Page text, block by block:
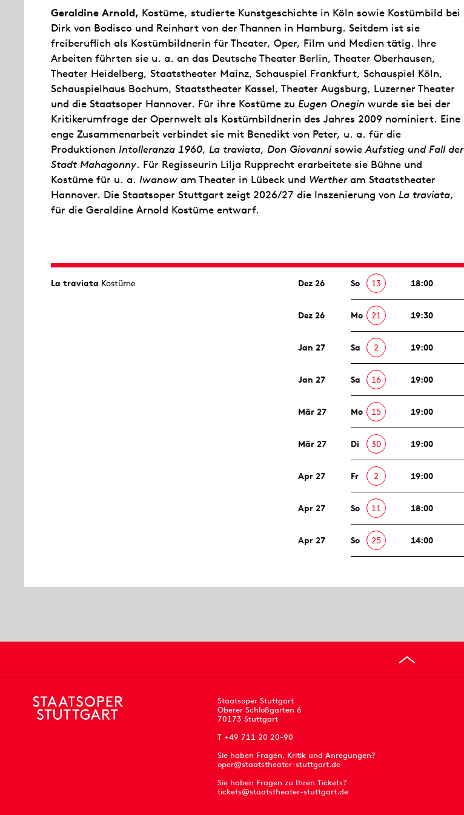
Geraldine Arnold, Kostüme, studierte Kunstgeschichte in Köln sowie Kostümbild bei
Dirk von Bodisco und Reinhart von der Thannen in Hamburg. Seitdem ist sie
freiberuflich als Kostümbildnerin für Theater, Oper, Film und Medien tätig. Ihre
Arbeiten führten sie u. a. an das Deutsche Theater Berlin, Theater Oberhausen,
Theater Heidelberg, Staatstheater Mainz, Schauspiel Frankfurt, Schauspiel Köln,
Schauspielhaus Bochum, Staatstheater Kassel, Theater Augsburg, Luzerner Theater
und die Staatsoper Hannover. Für ihre Kostüme zu Eugen Onegin wurde sie bei der
Kritikerumfrage der Opernwelt als Kostümbildnerin des Jahres 2009 nominiert. Eine
enge Zusammenarbeit verbindet sie mit Benedikt von Peter, u. a. für die
Produktionen Intolleranza 1960, La traviata, Don GiovannisowieAufstieg und Fall der
Stadt Mahagonny. Für Regisseurin Lilja Rupprecht erarbeitete sie Bühne und
Kostüme für u. a. Iwanow am Theater in Lübeck und Wertheram Staatstheater
Hannover. Die Staatsoper Stuttgart zeigt 2026/27 die Inszenierung von La traviata,
für die Geraldine Arnold Kostüme entwarf.
La traviata Kostüme Dez 26 So 13 18:00
Dez 26 Mo 21 19:30
Jan 27 Sa 2 19:00
Jan 27 Sa 16 19:00
Mär 27 Mo 15 19:00
Mär 27 Di 30 19:00
Apr 27 Fr 2 19:00
Apr 27 So 11 18:00
Apr 27 So 25 14:00
Staatsoper Stuttgart
Oberer Schloßgarten 6
70173 Stuttgart
T +49 711 20 20-90
Sie haben Fragen, Kritik und Anregungen?
oper@staatstheater-stuttgart.de
Sie haben Fragen zu Ihren Tickets?
tickets@staatstheater-stuttgart.de